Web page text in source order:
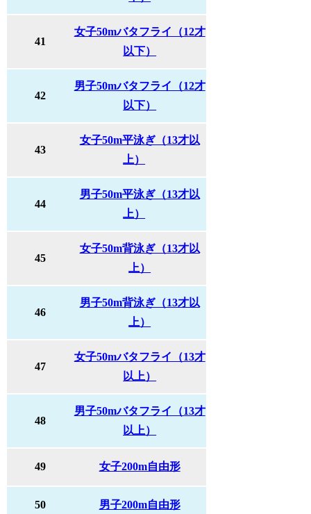
41
女子50mバタフライ（12才
以下）
42
男子50mバタフライ（12才
以下）
43
女子50m平泳ぎ（13才以
上）
44
男子50m平泳ぎ（13才以
上）
45
女子50m背泳ぎ（13才以
上）
46
男子50m背泳ぎ（13才以
上）
47
女子50mバタフライ（13才
以上）
48
男子50mバタフライ（13才
以上）
49 女子200m自由形
50 男子200m自由形